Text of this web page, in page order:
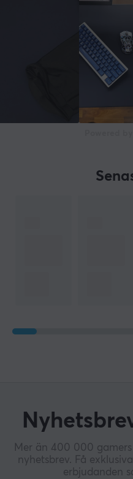
Mer än 400 000
nyhetsbrev. Få
erbjudanden